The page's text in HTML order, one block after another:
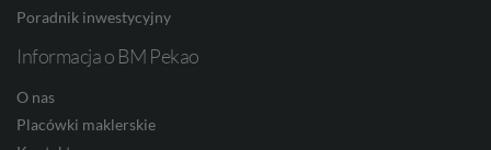
Poradnik inwestycyjny
Informacja o BM Pekao
O nas
Placówki maklerskie